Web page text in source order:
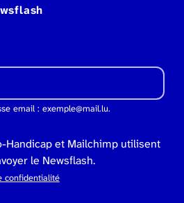
email : exemple@mail.lu.
Handicap et Mailchimp utilisent
le Newsflash.
confidentialité